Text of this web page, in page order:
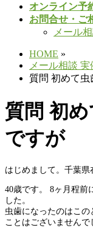
オンライン予
お問合せ・ご
メール
HOME »
メール相談 実
質問 初めて
質問 初
ですが
はじめまして。千葉県
40歳です。 8ヶ月程前
した。
虫歯になったのはこ
ことはございませんで